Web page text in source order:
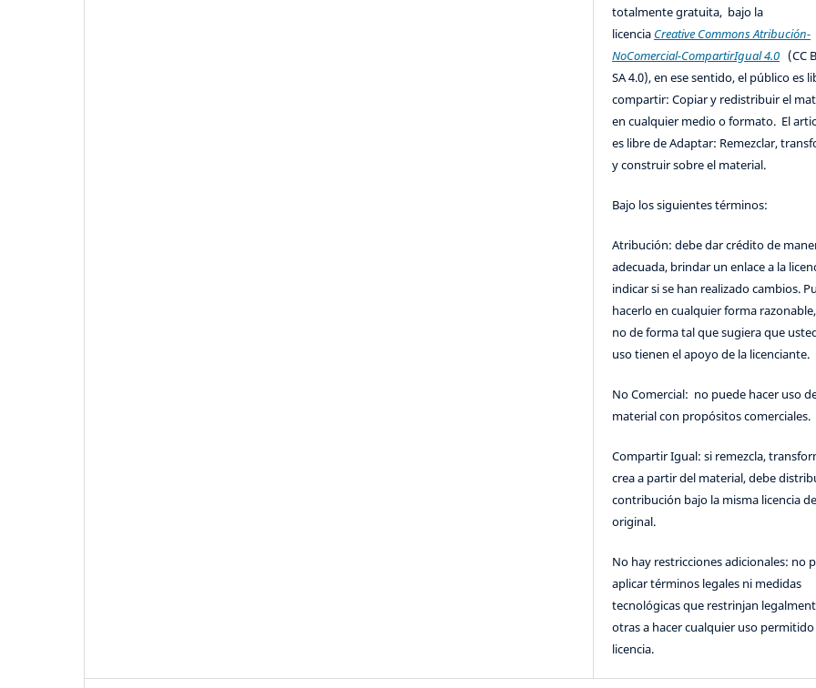
totalmente gratuita, bajo la
licencia Creative Commons Atribución-
NoComercial-CompartirIgual 4.0 (CC
SA 4.0), en ese sentido, el público es
compartir: Copiar y redistribuir el
en cualquier medio o formato. El
es libre de Adaptar: Remezclar,
y construir sobre el material.
Bajo los siguientes términos:
Atribución: debe dar crédito de
adecuada, brindar un enlace a la
indicar si se han realizado cambios.
hacerlo en cualquier forma
no de forma tal que sugiera que
uso tienen el apoyo de la licenciante.
No Comercial: no puede hacer uso
material con propósitos comerciales.
Compartir Igual: si remezcla,
crea a partir del material, debe
contribución bajo la misma licencia
original.
No hay restricciones adicionales: no
aplicar términos legales ni medidas
tecnológicas que restrinjan
otras a hacer cualquier uso
licencia.